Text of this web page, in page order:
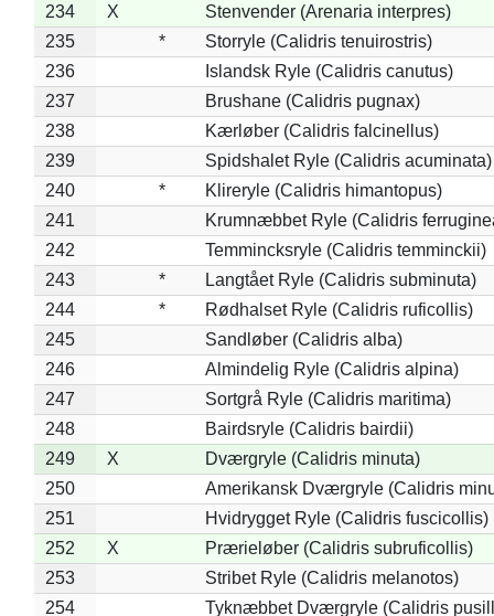
234 X
Stenvender (Arenaria interpres)
235
*
Storryle (Calidris tenuirostris)
236
Islandsk Ryle (Calidris canutus)
237
Brushane (Calidris pugnax)
238
Kærløber (Calidris falcinellus)
239
Spidshalet Ryle (Calidris acuminata)
240
*
Klireryle (Calidris himantopus)
241
Krumnæbbet Ryle (Calidris
242
Temmincksryle (Calidris temminckii)
243
*
Langtået Ryle (Calidris subminuta)
244
*
Rødhalset Ryle (Calidris ruficollis)
245
Sandløber (Calidris alba)
246
Almindelig Ryle (Calidris alpina)
247
Sortgrå Ryle (Calidris maritima)
248
Bairdsryle (Calidris bairdii)
249
X
Dværgryle (Calidris minuta)
250
Amerikansk Dværgryle (Calidris
251
Hvidrygget Ryle (Calidris fuscicollis)
252
X
Prærieløber (Calidris subruficollis)
253
Stribet Ryle (Calidris melanotos)
254
Tyknæbbet Dværgryle (Calidris